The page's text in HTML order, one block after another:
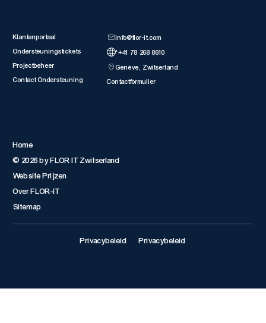
Klantenportaal
Ondersteuningstickets
Projectbeheer
Contact Ondersteuning
info@flor-it.com
'+41 78 268 8610
Genève, Zwitserland
Contactformulier
Home
© 2026 by FLOR IT Zwitserland
Website Prijzen
Over FLOR-IT
Sitemap
Privacybeleid Privacybeleid